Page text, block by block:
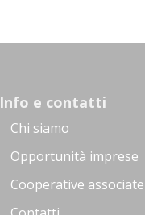
Info e contatti
Chi siamo
Opportunità imprese
Cooperative associate